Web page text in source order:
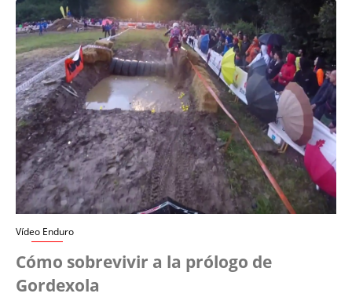
Vídeo Enduro
Cómo sobrevivir a la prólogo de
Gordexola